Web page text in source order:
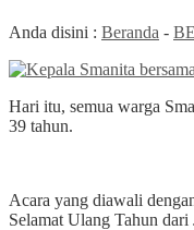
Anda disini : Beranda -
Hari itu, semua warga
39 tahun.
Acara yang diawali
Selamat Ulang Tahun